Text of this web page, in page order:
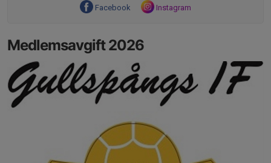
Facebook Instagram
Medlemsavgift 2026